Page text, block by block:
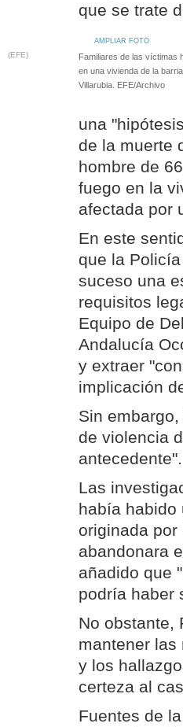
que se trate
AMPLIAR FOTO
(EFE)
Familiares de las víctimas
en una vivienda de la
Villarubia. EFE/Archivo
una
de la muerte
hombre de
fuego en la
afectada por
En este
que la
suceso una
requisitos
Equipo de
Andalucía
y extraer
implicación
Sin
de violencia
antecedente".
Las
había habido
originada
abandonara
añadido que
podría haber
No obstante,
mantener
y los
certeza al
Fuentes de